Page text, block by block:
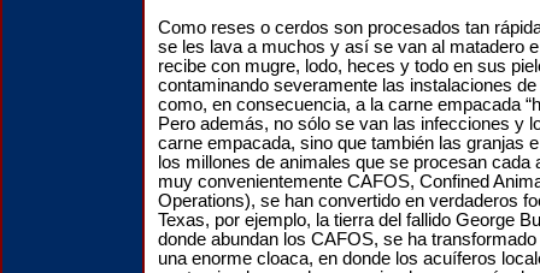
Como reses o cerdos son procesados tan
se les lava a muchos y así se van al matadero
recibe con mugre, lodo, heces y todo en sus
contaminando severamente las instalaciones
como, en consecuencia, a la carne empacada
Pero además, no sólo se van las infecciones y
carne empacada, sino que también las granjas
los millones de animales que se procesan cada
muy convenientemente CAFOS, Confined
Operations), se han convertido en verdaderos
Texas, por ejemplo, la tierra del fallido George
donde abundan los CAFOS, se ha
una enorme cloaca, en donde los acuíferos